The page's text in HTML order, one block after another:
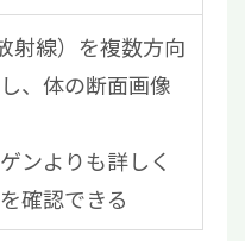
射線）を複数方向
、体の断面画像
ンよりも詳しく
確認できる